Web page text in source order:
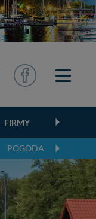
FIRMY
POGODA